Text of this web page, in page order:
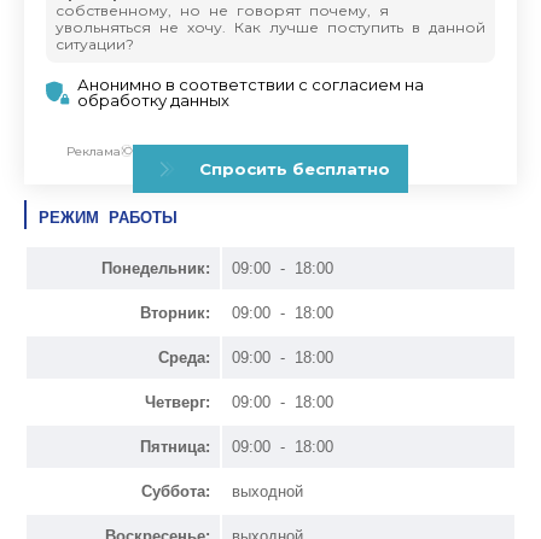
РЕЖИМ РАБОТЫ
Понедельник: 09:00 - 18:00
Вторник: 09:00 - 18:00
Среда: 09:00 - 18:00
Четверг: 09:00 - 18:00
Пятница: 09:00 - 18:00
Суббота: выходной